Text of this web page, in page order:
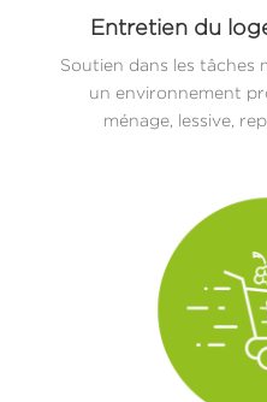
Entretien du
Soutien dans les tâches
un environnement
ménage, lessive,